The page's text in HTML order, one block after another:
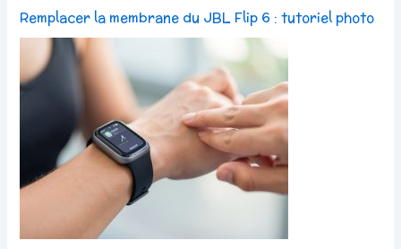
Remplacer la membrane du JBL Flip 6 : tutoriel photo